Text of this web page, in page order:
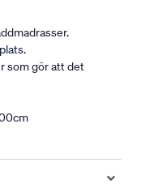
som gör att det